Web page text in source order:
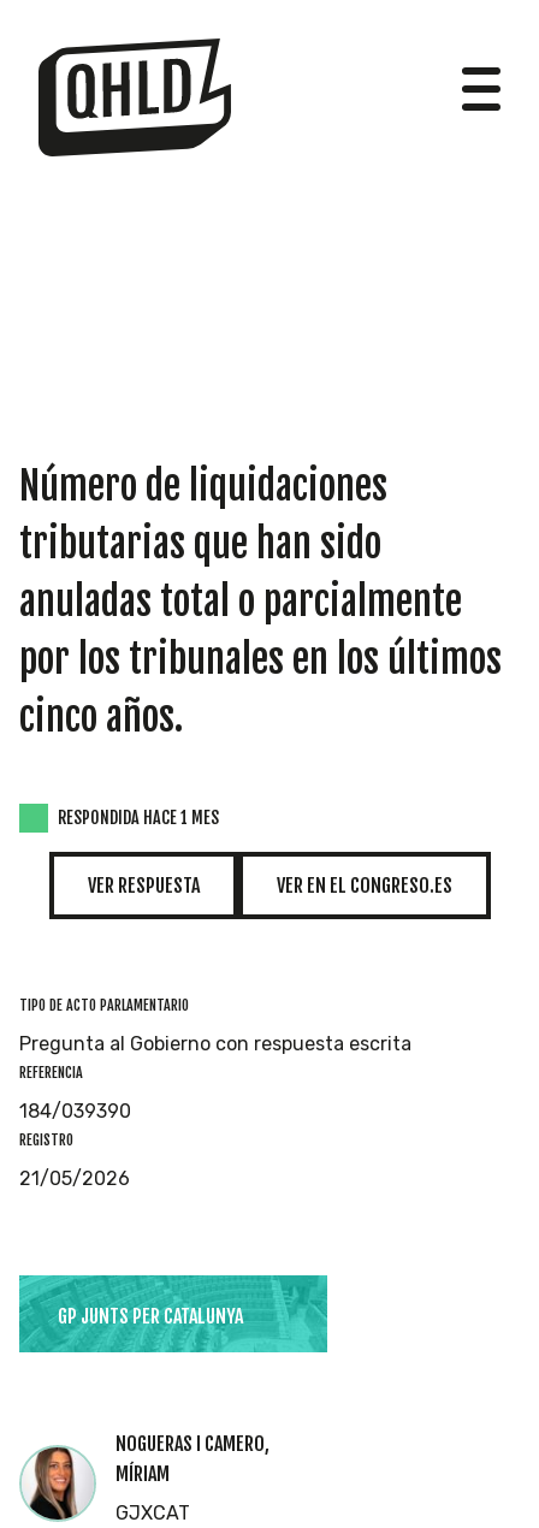
INICIATIVAS
TEMÁTICAS
Número de liquidaciones
tributarias que han sido
anuladas total o parcialmente
por los tribunales en los últimos
cinco años.
RESPONDIDA HACE 1 MES
VER RESPUESTA VER EN EL CONGRESO.ES
TIPO DE ACTO PARLAMENTARIO
Pregunta al Gobierno con respuesta escrita
REFERENCIA
184/039390
REGISTRO
21/05/2026
GP JUNTS PER CATALUNYA
NOGUERAS I CAMERO,
MÍRIAM
GJXCAT